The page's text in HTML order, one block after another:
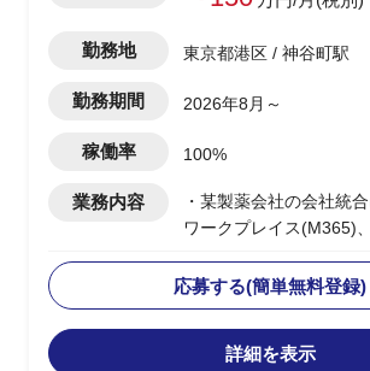
勤務地 東京都港区 / 神谷町駅
勤務期間 2026年8月～
稼働率 100%
業務内容
・某製薬会社の会社統
ワークプレイス(M365)
ZTNA)の統合PJ
・早期効果創出に向け
ラ課題から着手する改
・8月〜先行してプリセ
応募する(簡単無料登録)
詳細を表示